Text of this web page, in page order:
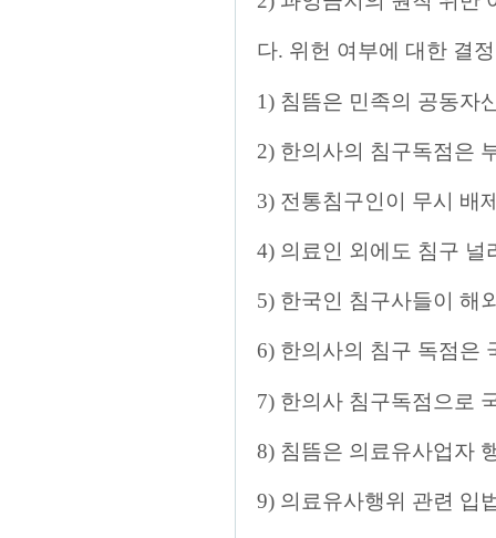
다. 위헌 여부에 대한 결
1) 침뜸은 민족의 공동자
2) 한의사의 침구독점은
3) 전통침구인이 무시 배
4) 의료인 외에도 침구
5) 한국인 침구사들이 해
6) 한의사의 침구 독점은
7) 한의사 침구독점으로
8) 침뜸은 의료유사업자
9) 의료유사행위 관련 입